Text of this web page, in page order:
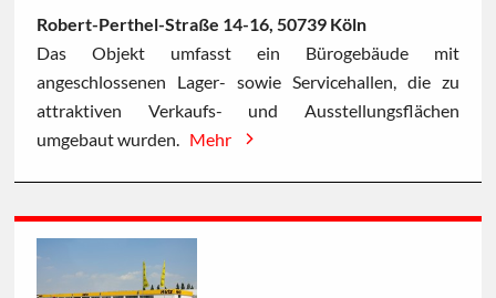
Robert-Perthel-Straße 14-16, 50739 Köln
Das Objekt umfasst ein Bürogebäude mit
angeschlossenen Lager- sowie Servicehallen, die zu
attraktiven Verkaufs- und Ausstellungsflächen
umgebaut wurden. Mehr